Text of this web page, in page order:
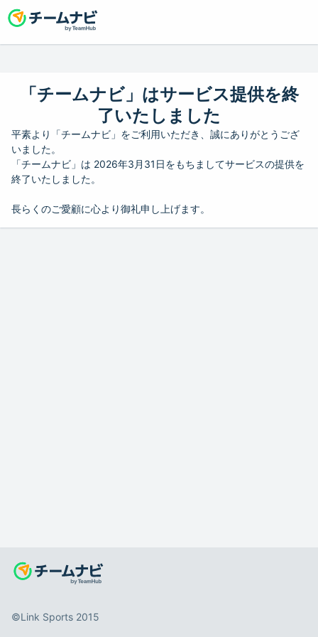
「チームナビ」はサービス提供を終
了いたしました
平素より「チームナビ」をご利用いただき、誠にありがとうござ
いました。
「チームナビ」は 2026年3月31日をもちましてサービスの提供を
終了いたしました。
長らくのご愛顧に心より御礼申し上げます。
©️Link Sports 2015